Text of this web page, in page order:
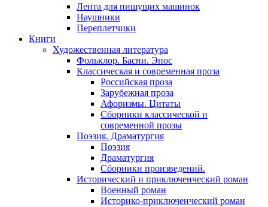
Лента для пишущих машинок
Наушники
Переплетчики
Книги
Художественная литература
Фольклор. Басни. Эпос
Классическая и современная проза
Российская проза
Зарубежная проза
Афоризмы. Цитаты
Сборники классической и
современной прозы
Поэзия. Драматургия
Поэзия
Драматургия
Сборники произведений.
Исторический и приключенческий роман
Военный роман
Историко-приключенческий роман